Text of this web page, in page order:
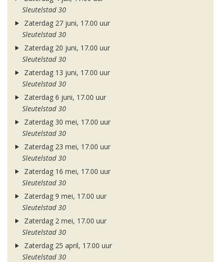
Sleutelstad 30
Zaterdag 27 juni, 17.00 uur
Sleutelstad 30
Zaterdag 20 juni, 17.00 uur
Sleutelstad 30
Zaterdag 13 juni, 17.00 uur
Sleutelstad 30
Zaterdag 6 juni, 17.00 uur
Sleutelstad 30
Zaterdag 30 mei, 17.00 uur
Sleutelstad 30
Zaterdag 23 mei, 17.00 uur
Sleutelstad 30
Zaterdag 16 mei, 17.00 uur
Sleutelstad 30
Zaterdag 9 mei, 17.00 uur
Sleutelstad 30
Zaterdag 2 mei, 17.00 uur
Sleutelstad 30
Zaterdag 25 april, 17.00 uur
Sleutelstad 30